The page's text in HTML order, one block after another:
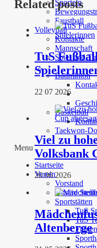
Sporteln
Faustball
Volleyball
Kontakte
Mannschaft
Spiel und
…
Badminton
Basketball
Taekwon-Do
Menu
Startseite
Verein
Vorstand
Unsere
Sportstätten
TuS
TuS
Related posts
TuS
22 07 2026
Viel zu
Volksbank
26 06 2026
Altenberge